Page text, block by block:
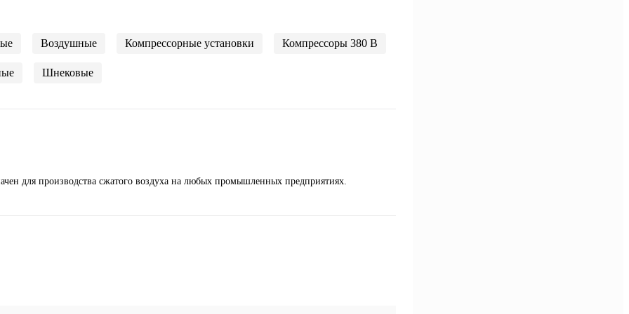
Воздушные Компрессорные установки Компрессоры 380 В
Шнековые
для производства сжатого воздуха на любых промышленных предприятиях.